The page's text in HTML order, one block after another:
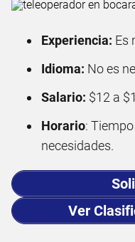
Experiencia: Es
Idioma: No es
Salario: $12 a
Horario:
necesidades.
Ver